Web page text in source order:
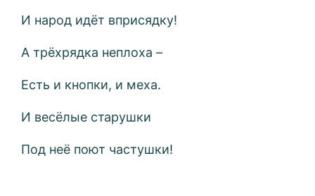
И народ идёт вприсядку!
А трёхрядка неплоха –
Есть и кнопки, и меха.
И весёлые старушки
Под неё поют частушки!